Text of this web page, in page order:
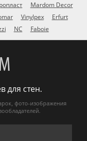
Mardom Decor
Vinylpex
Erfurt
NC Faboie
для стен.
фото-изображения